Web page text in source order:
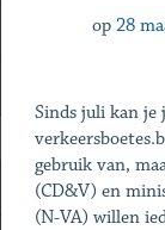
op 28
Sinds juli kan je
gebruik van,
(CD&V) en
(N-VA) willen